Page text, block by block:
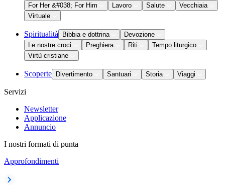
For Her &#038; For Him
Lavoro Salute
Vecchiaia
Virtuale
Spiritualità Bibbia e dottrina
Devozione
Le nostre croci
Preghiera Riti
Tempo liturgico
Virtù cristiane
Scoperte Divertimento Santuari Storia Viaggi
Servizi
Newsletter
Applicazione
Annuncio
I nostri formati di punta
Approfondimenti